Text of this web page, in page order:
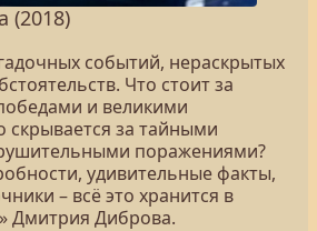
(2018)
событий, нераскрытых
Что стоит за
и великими
скрывается за тайными
поражениями?
удивительные факты,
– всё это хранится в
Дмитрия Диброва.